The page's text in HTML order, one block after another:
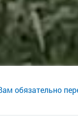
обязательно